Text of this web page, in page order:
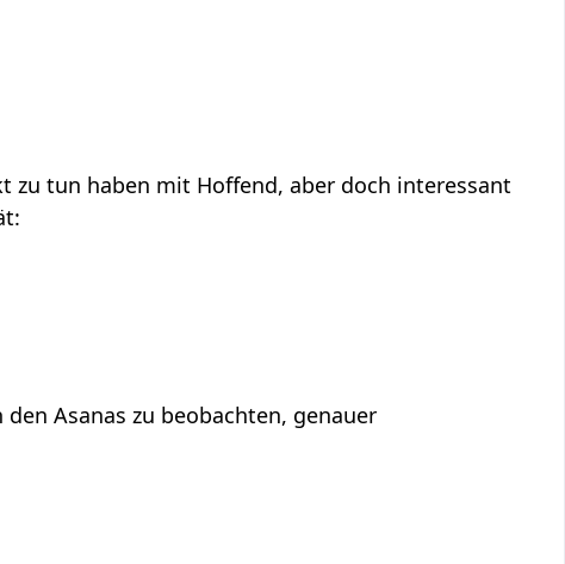
Hoffend‏‎, aber doch interessant
Asanas zu beobachten, genauer